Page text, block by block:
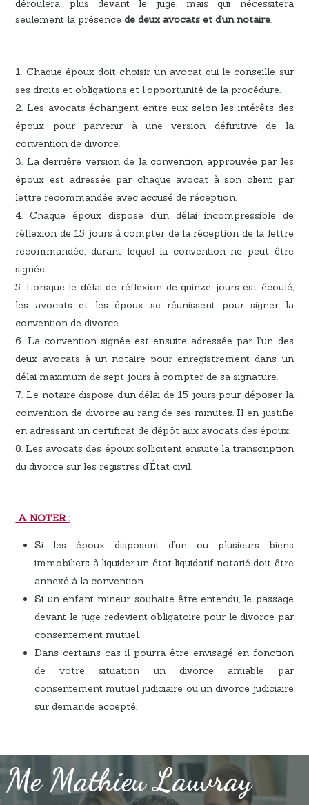
déroulera plus devant le juge, mais qui nécessitera
seulement la présence de deux avocats et d’un notaire.
Chaque époux doit choisir un avocat qui le conseille sur
ses droits et obligations et l’opportunité de la procédure.
Les avocats échangent entre eux selon les intérêts des
époux pour parvenir à une version définitive de la
convention de divorce.
La dernière version de la convention approuvée par les
époux est adressée par chaque avocat à son client par
lettre recommandée avec accusé de réception.
Chaque époux dispose d’un délai incompressible de
réflexion de 15 jours à compter de la réception de la lettre
recommandée, durant lequel la convention ne peut être
signée.
Lorsque le délai de réflexion de quinze jours est écoulé,
les avocats et les époux se réunissent pour signer la
convention de divorce.
La convention signée est ensuite adressée par l’un des
deux avocats à un notaire pour enregistrement dans un
délai maximum de sept jours à compter de sa signature.
Le notaire dispose d’un délai de 15 jours pour déposer la
convention de divorce au rang de ses minutes. Il en justifie
en adressant un certificat de dépôt aux avocats des époux.
Les avocats des époux sollicitent ensuite la transcription
du divorce sur les registres d’État civil.
A NOTER :
Si les époux disposent d’un ou plusieurs biens
immobiliers à liquider un état liquidatif notarié doit être
annexé à la convention.
Si un enfant mineur souhaite être entendu, le passage
devant le juge redevient obligatoire pour le divorce par
consentement mutuel.
Dans certains cas il pourra être envisagé en fonction
de votre situation un divorce amiable par
consentement mutuel judiciaire ou un divorce judiciaire
sur demande accepté.
Me Mathieu Lauvray